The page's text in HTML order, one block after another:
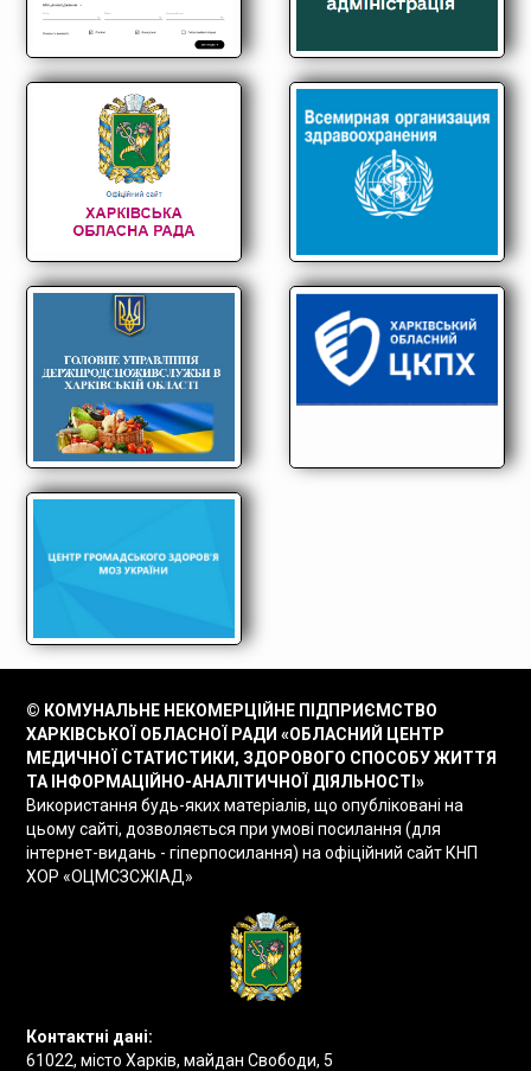
© КОМУНАЛЬНЕ НЕКОМЕРЦІЙНЕ ПІДПРИЄМСТВО
ХАРКІВСЬКОЇ ОБЛАСНОЇ РАДИ «ОБЛАСНИЙ ЦЕНТР
МЕДИЧНОЇ СТАТИСТИКИ, ЗДОРОВОГО СПОСОБУ ЖИТТЯ
ТА ІНФОРМАЦІЙНО-АНАЛІТИЧНОЇ ДІЯЛЬНОСТІ»
Використання будь-яких матеріалів, що опубліковані на
цьому сайті, дозволяється при умові посилання (для
інтернет-видань - гіперпосилання) на офіційний сайт КНП
ХОР «ОЦМСЗСЖІАД»
Контактні дані:
61022, місто Харків, майдан Свободи, 5